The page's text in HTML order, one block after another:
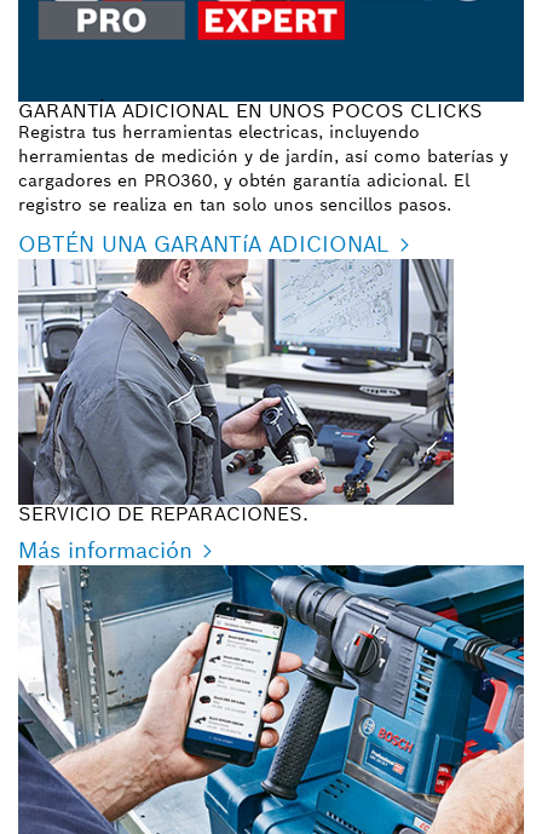
GARANTÍA ADICIONAL EN UNOS POCOS CLICKS
Registra tus herramientas electricas, incluyendo
herramientas de medición y de jardín, así como baterías y
cargadores en PRO360, y obtén garantía adicional. El
registro se realiza en tan solo unos sencillos pasos.
OBTÉN UNA GARANTíA ADICIONAL
SERVICIO DE REPARACIONES.
Más información